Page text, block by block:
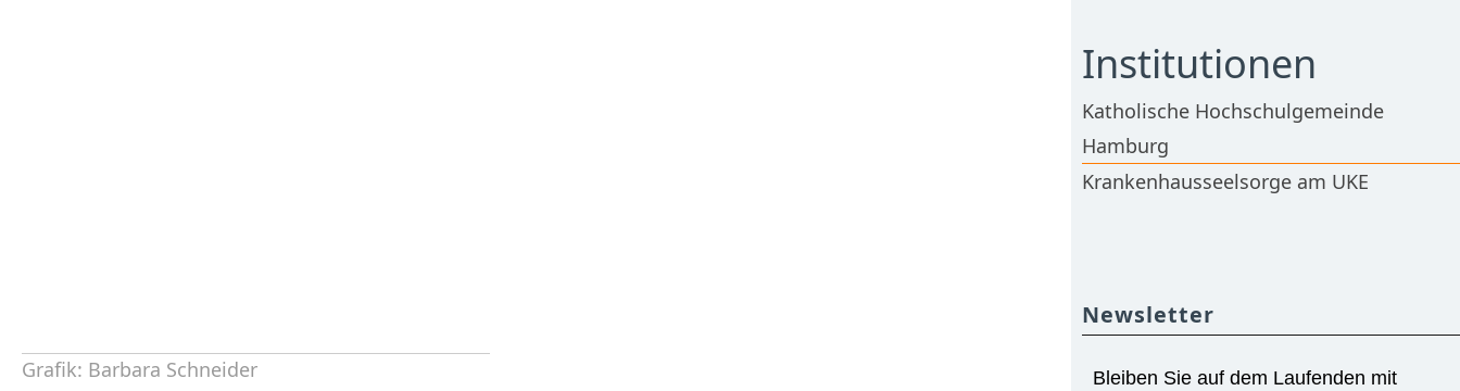
Grafik: Barbara Schneider
Institutionen
Katholische Hochschulgemeinde
Hamburg
Krankenhausseelsorge am UKE
Newsletter
Bleiben Sie auf dem Laufenden mit